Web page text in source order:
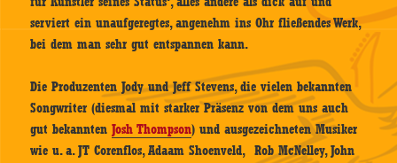
serviert ein unaufgeregtes, angenehm ins Ohr fließendes Werk,
bei dem man sehr gut entspannen kann.
Die Produzenten Jody und Jeff Stevens, die vielen bekannten
Songwriter (diesmal mit starker Präsenz von dem uns auch
gut bekanntenJosh Thompson) und ausgezeichneten Musiker
wie u. a. JT Corenflos, Adaam Shoenveld, Rob McNelley, John